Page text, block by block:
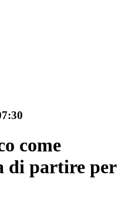
come
di partire per